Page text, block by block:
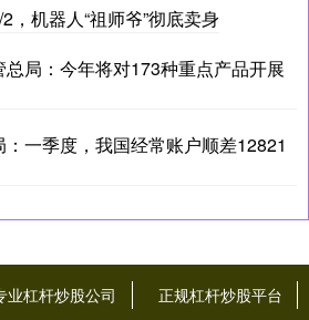
，机器人“祖师爷”彻底卖身
局：今年将对173种重点产品开展
一季度，我国经常账户顺差12821
业杠杆炒股公司 正规杠杆炒股平台